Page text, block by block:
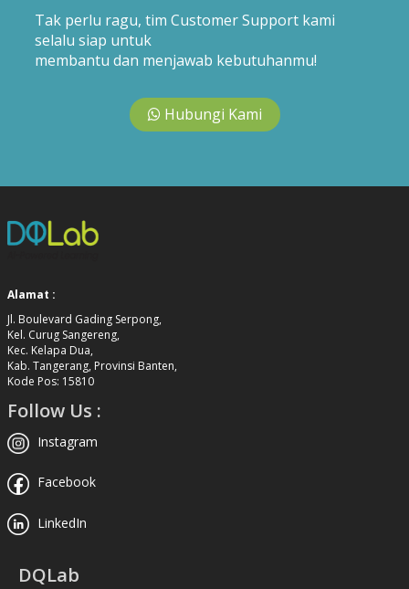
Tak perlu ragu, tim Customer Support kami
selalu siap untuk
membantu dan menjawab kebutuhanmu!
Hubungi Kami
Alamat :
Jl. Boulevard Gading Serpong,
Kel. Curug Sangereng,
Kec. Kelapa Dua,
Kab. Tangerang, Provinsi Banten,
Kode Pos: 15810
Follow Us :
Instagram
Facebook
LinkedIn
DQLab